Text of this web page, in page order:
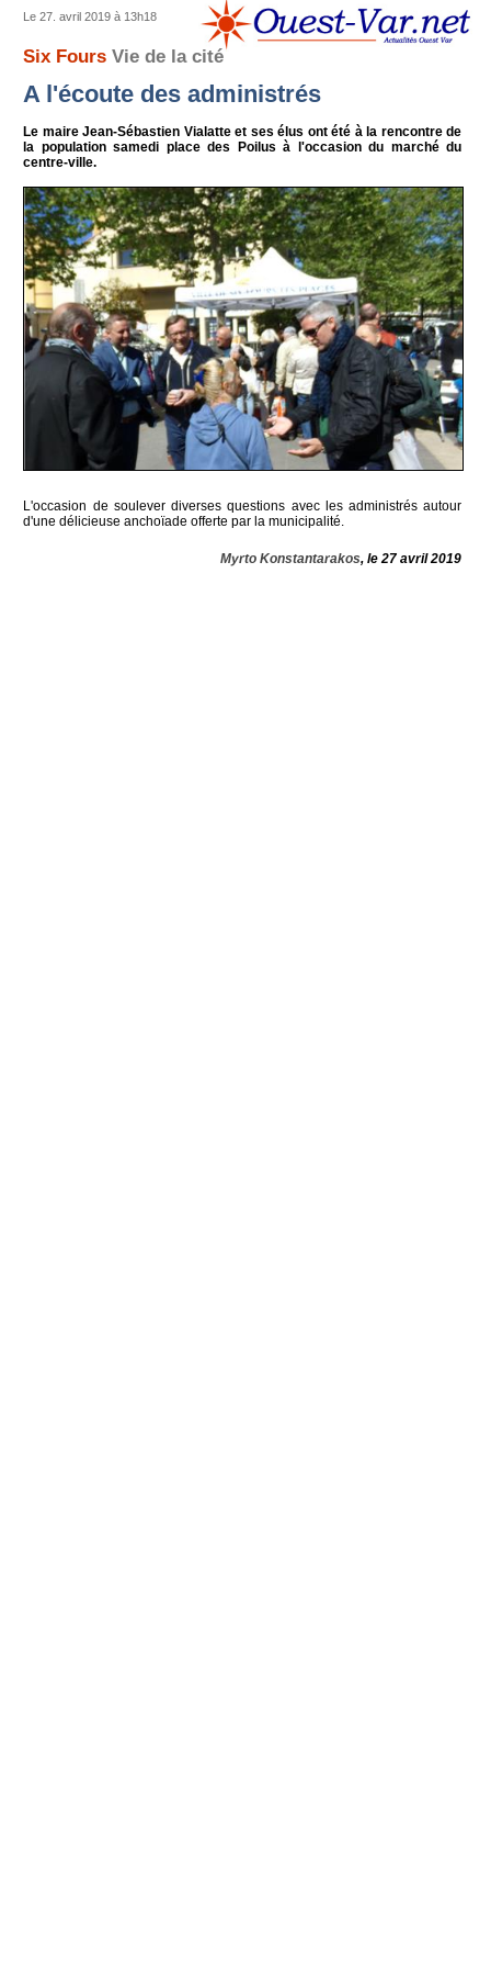
Le 27. avril 2019 à 13h18
Six FoursVie de la cité
A l'écoute des administrés
Le maire Jean-Sébastien Vialatte et ses élus ont été à la rencontre de
la population samedi place des Poilus à l'occasion du marché du
centre-ville.
L'occasion de soulever diverses questions avec les administrés autour
d'une délicieuse anchoïade offerte par la municipalité.
Myrto Konstantarakos, le 27 avril 2019